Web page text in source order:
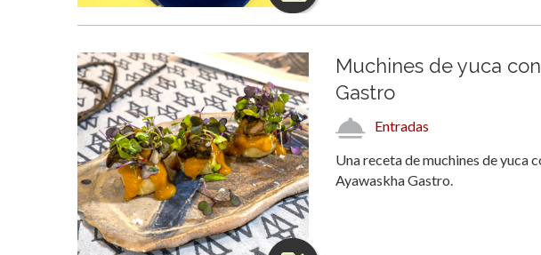
Muchines de yuca
Gastro
Entradas
Una receta de muchines de yuca
Ayawaskha Gastro.